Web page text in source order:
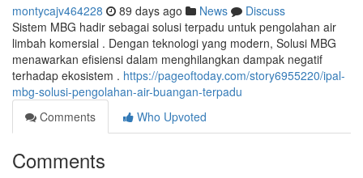
montycajv464228 89 days ago News
Discuss
Sistem MBG hadir sebagai solusi terpadu untuk pengolahan air
limbah komersial . Dengan teknologi yang modern, Solusi MBG
menawarkan efisiensi dalam menghilangkan dampak negatif
terhadap ekosistem . https://pageoftoday.com/story6955220/ipal-
mbg-solusi-pengolahan-air-buangan-terpadu
Comments
Who Upvoted
Comments